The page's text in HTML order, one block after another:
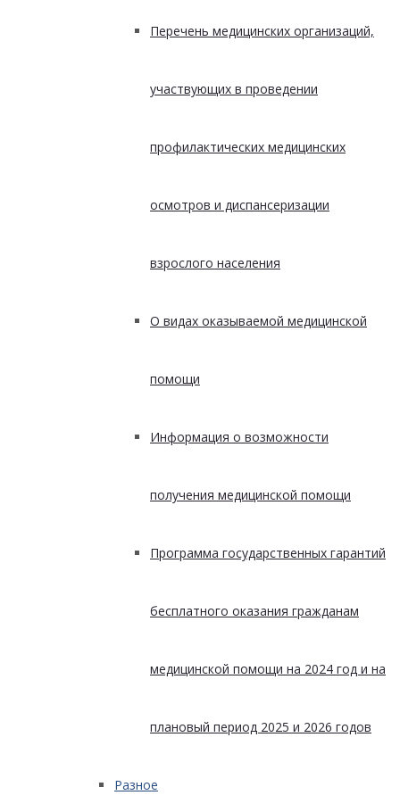
Перечень медицинских организаций,
участвующих в проведении
профилактических медицинских
осмотров и диспансеризации
взрослого населения
О видах оказываемой медицинской
помощи
Информация о возможности
получения медицинской помощи
Программа государственных гарантий
бесплатного оказания гражданам
медицинской помощи на 2024 год и на
плановый период 2025 и 2026 годов
Разное